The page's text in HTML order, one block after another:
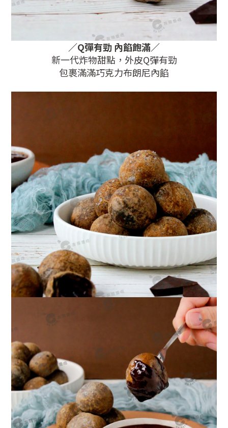
／Q彈有勁 內餡飽滿／
新一代炸物甜點，外皮Q彈有勁
包裹滿滿巧克力布朗尼內餡